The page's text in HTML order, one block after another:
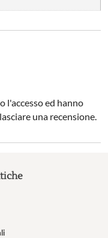
l'accesso ed hanno
una recensione.